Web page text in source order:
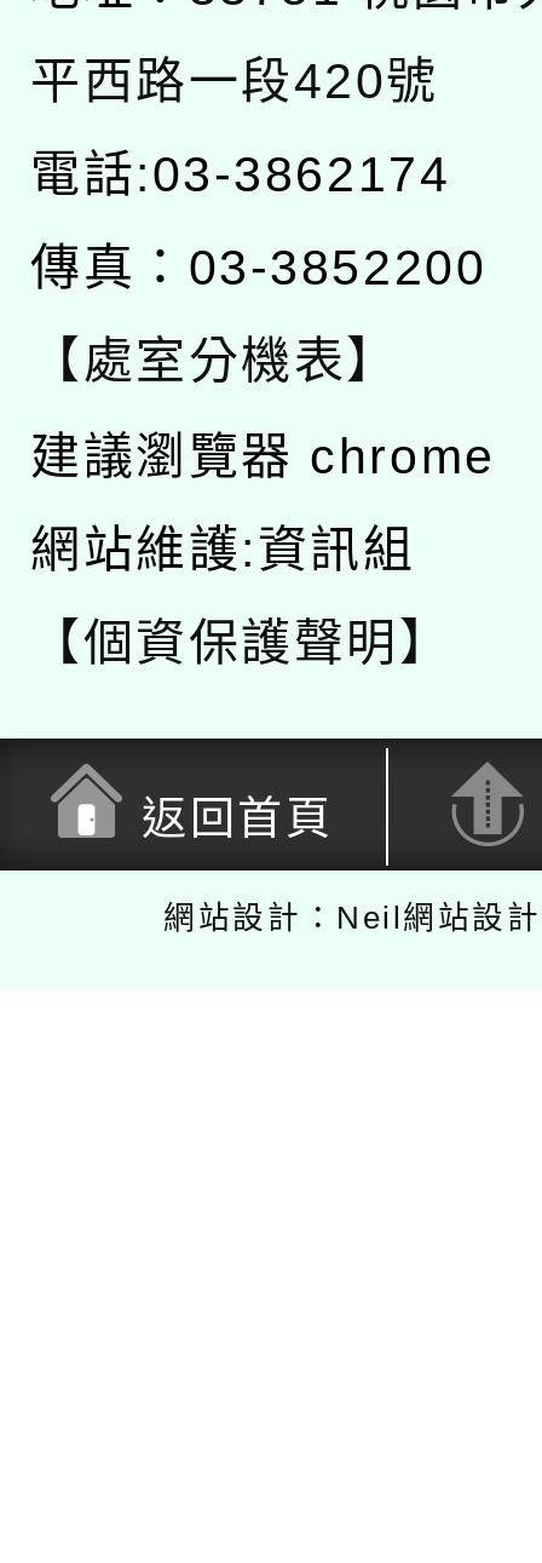
平西路一段420號
電話:03-3862174
傳真：03-3852200
【處室分機表】
建議瀏覽器 chrome
網站維護:資訊組
【個資保護聲明】
返回首頁
網站設計：Neil網站設